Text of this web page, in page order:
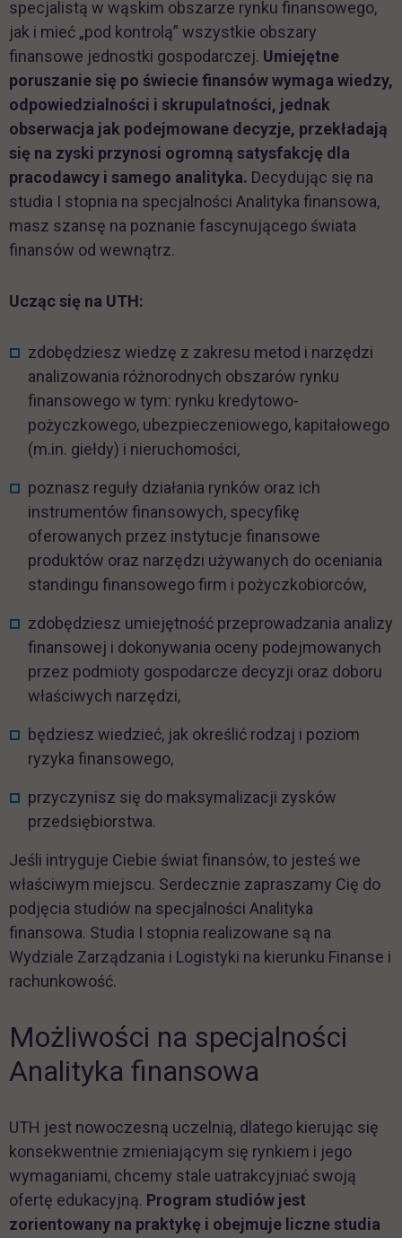
specjalistą w wąskim obszarze rynku finansowego,
jak i mieć „pod kontrolą” wszystkie obszary
finansowe jednostki gospodarczej. Umiejętne
poruszanie się po świecie finansów wymaga wiedzy,
odpowiedzialności i skrupulatności, jednak
obserwacja jak podejmowane decyzje, przekładają
się na zyski przynosi ogromną satysfakcję dla
pracodawcy i samego analityka. Decydując się na
studia I stopnia na specjalności Analityka finansowa,
masz szansę na poznanie fascynującego świata
finansów od wewnątrz.
Ucząc się na UTH:
zdobędziesz wiedzę z zakresu metod i narzędzi
analizowania różnorodnych obszarów rynku
finansowego w tym: rynku kredytowo-
pożyczkowego, ubezpieczeniowego, kapitałowego
(m.in. giełdy) i nieruchomości,
poznasz reguły działania rynków oraz ich
instrumentów finansowych, specyfikę
oferowanych przez instytucje finansowe
produktów oraz narzędzi używanych do oceniania
standingu finansowego firm i pożyczkobiorców,
zdobędziesz umiejętność przeprowadzania analizy
finansowej i dokonywania oceny podejmowanych
przez podmioty gospodarcze decyzji oraz doboru
właściwych narzędzi,
będziesz wiedzieć, jak określić rodzaj i poziom
ryzyka finansowego,
przyczynisz się do maksymalizacji zysków
przedsiębiorstwa.
Jeśli intryguje Ciebie świat finansów, to jesteś we
właściwym miejscu. Serdecznie zapraszamy Cię do
podjęcia studiów na specjalności Analityka
finansowa. Studia I stopnia realizowane są na
Wydziale Zarządzania i Logistyki na kierunku Finanse i
rachunkowość.
Możliwości na specjalności
Analityka finansowa
UTH jest nowoczesną uczelnią, dlatego kierując się
konsekwentnie zmieniającym się rynkiem i jego
wymaganiami, chcemy stale uatrakcyjniać swoją
ofertę edukacyjną. Program studiów jest
zorientowany na praktykę i obejmuje liczne studia